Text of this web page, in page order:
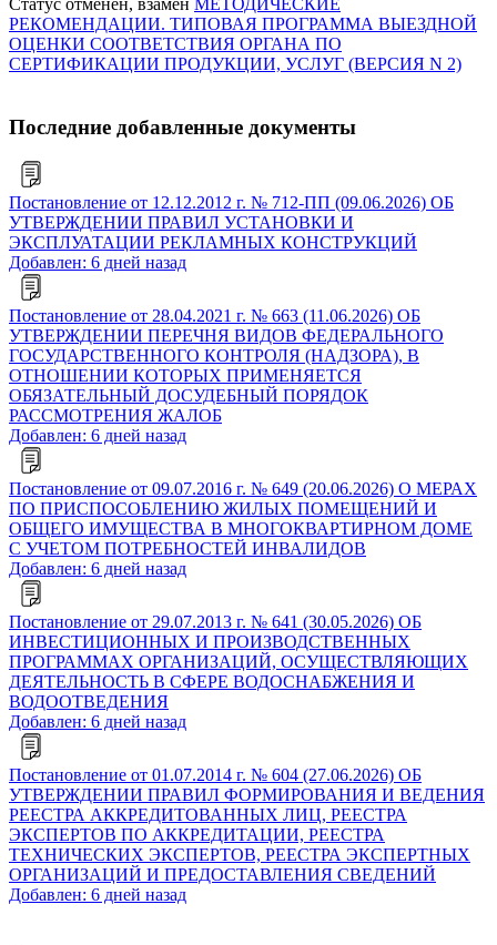
РЕКОМЕНДАЦИИ. ТИПОВАЯ ПРОГРАММА ВЫЕЗДНОЙ
ОЦЕНКИ СООТВЕТСТВИЯ ОРГАНА ПО
СЕРТИФИКАЦИИ ПРОДУКЦИИ, УСЛУГ (ВЕРСИЯ N 2)
Последние добавленные документы
Постановление от 12.12.2012 г. № 712-ПП (09.06.2026) ОБ
УТВЕРЖДЕНИИ ПРАВИЛ УСТАНОВКИ И
ЭКСПЛУАТАЦИИ РЕКЛАМНЫХ КОНСТРУКЦИЙ
Добавлен: 6 дней назад
Постановление от 28.04.2021 г. № 663 (11.06.2026) ОБ
УТВЕРЖДЕНИИ ПЕРЕЧНЯ ВИДОВ ФЕДЕРАЛЬНОГО
ГОСУДАРСТВЕННОГО КОНТРОЛЯ (НАДЗОРА), В
ОТНОШЕНИИ КОТОРЫХ ПРИМЕНЯЕТСЯ
ОБЯЗАТЕЛЬНЫЙ ДОСУДЕБНЫЙ ПОРЯДОК
РАССМОТРЕНИЯ ЖАЛОБ
Добавлен: 6 дней назад
Постановление от 09.07.2016 г. № 649 (20.06.2026) О МЕРАХ
ПО ПРИСПОСОБЛЕНИЮ ЖИЛЫХ ПОМЕЩЕНИЙ И
ОБЩЕГО ИМУЩЕСТВА В МНОГОКВАРТИРНОМ ДОМЕ
С УЧЕТОМ ПОТРЕБНОСТЕЙ ИНВАЛИДОВ
Добавлен: 6 дней назад
Постановление от 29.07.2013 г. № 641 (30.05.2026) ОБ
ИНВЕСТИЦИОННЫХ И ПРОИЗВОДСТВЕННЫХ
ПРОГРАММАХ ОРГАНИЗАЦИЙ, ОСУЩЕСТВЛЯЮЩИХ
ДЕЯТЕЛЬНОСТЬ В СФЕРЕ ВОДОСНАБЖЕНИЯ И
ВОДООТВЕДЕНИЯ
Добавлен: 6 дней назад
Постановление от 01.07.2014 г. № 604 (27.06.2026) ОБ
УТВЕРЖДЕНИИ ПРАВИЛ ФОРМИРОВАНИЯ И ВЕДЕНИЯ
РЕЕСТРА АККРЕДИТОВАННЫХ ЛИЦ, РЕЕСТРА
ЭКСПЕРТОВ ПО АККРЕДИТАЦИИ, РЕЕСТРА
ТЕХНИЧЕСКИХ ЭКСПЕРТОВ, РЕЕСТРА ЭКСПЕРТНЫХ
ОРГАНИЗАЦИЙ И ПРЕДОСТАВЛЕНИЯ СВЕДЕНИЙ
Добавлен: 6 дней назад